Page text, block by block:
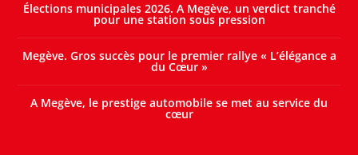
Élections municipales 2026. A Megève, un verdict tranché
pour une station sous pression
Megève. Gros succès pour le premier rallye « L’élégance a
du Cœur »
A Megève, le prestige automobile se met au service du
cœur